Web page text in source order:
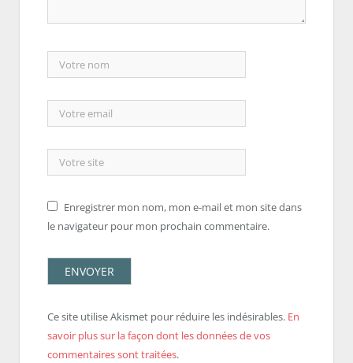
Enregistrer mon nom, mon e-mail et mon site dans
le navigateur pour mon prochain commentaire.
Ce site utilise Akismet pour réduire les indésirables. En
savoir plus sur la façon dont les données de vos
commentaires sont traitées.